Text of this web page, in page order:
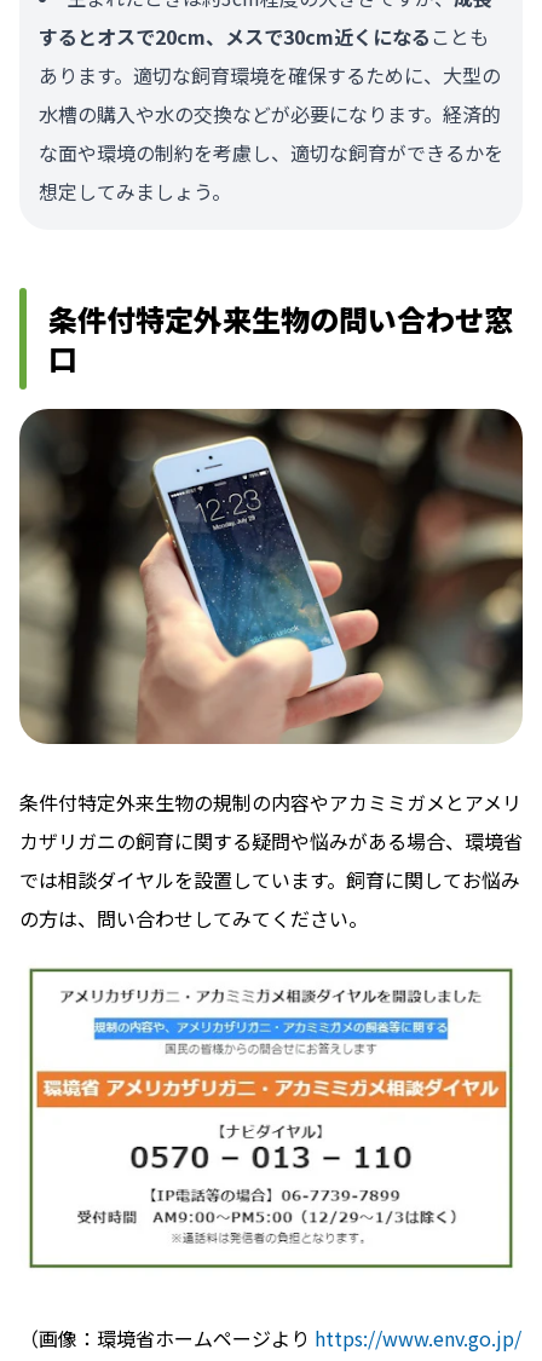
するとオスで20cm、メスで30cm近くになる ことも
あります。適切な飼育環境を確保するために、大型の
水槽の購入や水の交換などが必要になります。経済的
な面や環境の制約を考慮し、適切な飼育ができるかを
想定してみましょう。
条件付特定外来生物の問い合わせ窓
口
条件付特定外来生物の規制の内容やアカミミガメとアメリ
カザリガニの飼育に関する疑問や悩みがある場合、環境省
では相談ダイヤルを設置しています。飼育に関してお悩み
の方は、問い合わせしてみてください。
（画像：環境省ホームページより https://www.env.go.jp/